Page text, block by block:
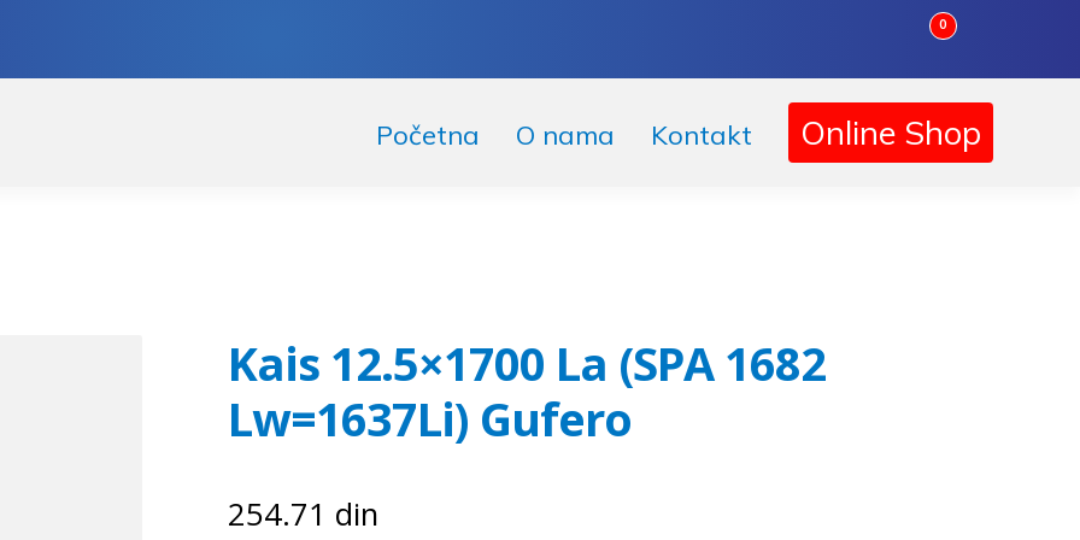
0
Početna O nama Kontakt Online Shop
Kais 12.5×1700 La (SPA 1682
Lw=1637Li) Gufero
254.71 din